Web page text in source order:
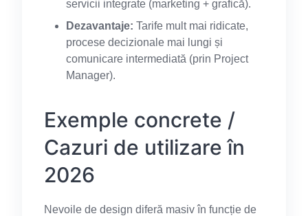
servicii integrate (marketing + grafică).
Dezavantaje: Tarife mult mai ridicate,
procese decizionale mai lungi și
comunicare intermediată (prin Project
Manager).
Exemple concrete /
Cazuri de utilizare în
2026
Nevoile de design diferă masiv în funcție de